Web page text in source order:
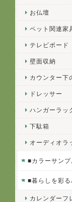
お仏壇
ペット関連家
テレビボード
壁面収納
カウンター下
ドレッサー
ハンガーラッ
下駄箱
オーディオラ
■カラーサンプ
■暮らしを彩
カレンダーフ